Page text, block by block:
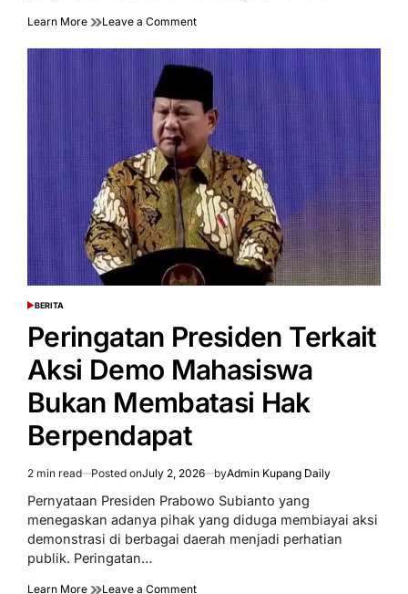
Learn More Leave a Commenton
dengan
Dinilai
Langkah
Cerdas
Redam
Ketegangan
Politik
POSTED
BERITA
Peringatan Presiden Terkait
Aksi Demo Mahasiswa
Bukan Membatasi Hak
Berpendapat
Estimated
read
2 min read Posted onJuly 2, 2026 byAdmin Kupang Daily
Pernyataan Presiden Prabowo Subianto yang
menegaskan adanya pihak yang diduga membiayai aksi
demonstrasi di berbagai daerah menjadi perhatian
publik. Peringatan…
Learn More Leave a Commenton